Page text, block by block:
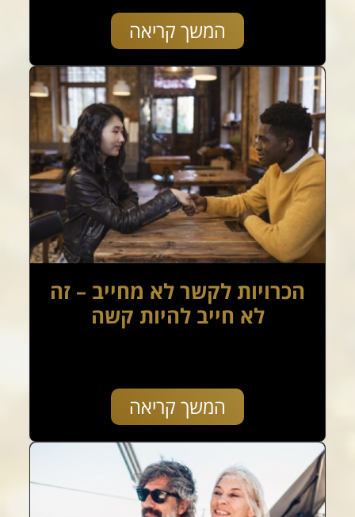
המשך קריאה
הכרויות לקשר לא מחייב – זה
לא חייב להיות קשה
המשך קריאה